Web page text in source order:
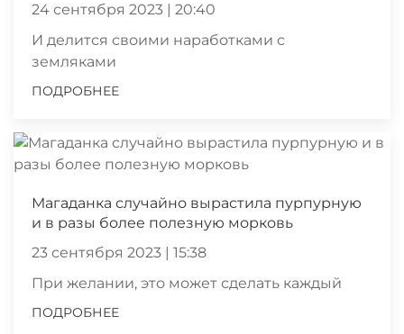
24 сентября 2023 | 20:40
И делится своими наработками с
земляками
ПОДРОБНЕЕ
Магаданка случайно вырастила пурпурную
и в разы более полезную морковь
23 сентября 2023 | 15:38
При желании, это может сделать каждый
ПОДРОБНЕЕ